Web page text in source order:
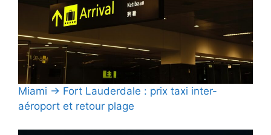
Miami → Fort Lauderdale : prix taxi inter-
aéroport et retour plage